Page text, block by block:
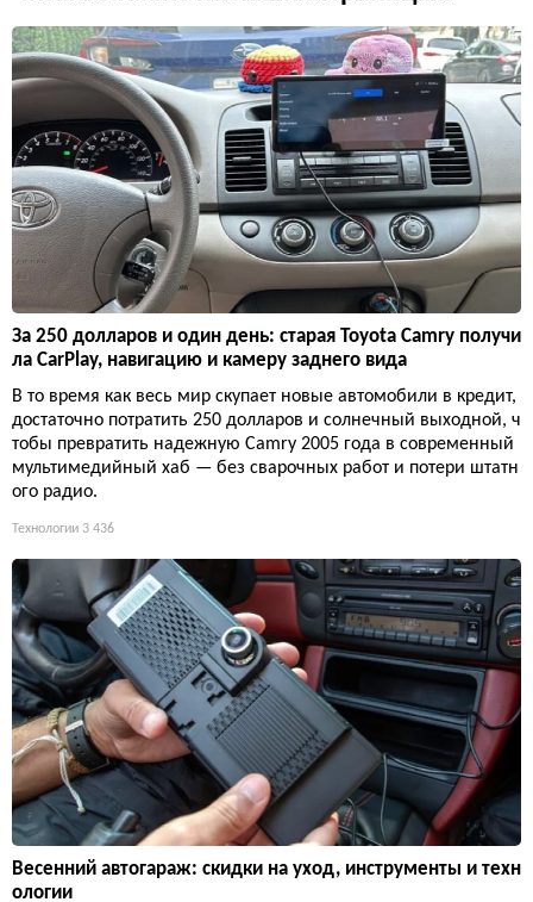
За 250 долларов и один день: старая Toyota Camry получи
ла CarPlay, навигацию и камеру заднего вида
В то время как весь мир скупает новые автомобили в кредит,
достаточно потратить 250 долларов и солнечный выходной, ч
тобы превратить надежную Camry 2005 года в современный
мультимедийный хаб — без сварочных работ и потери штатн
ого радио.
Технологии 3 436
Весенний автогараж: скидки на уход, инструменты и техн
ологии